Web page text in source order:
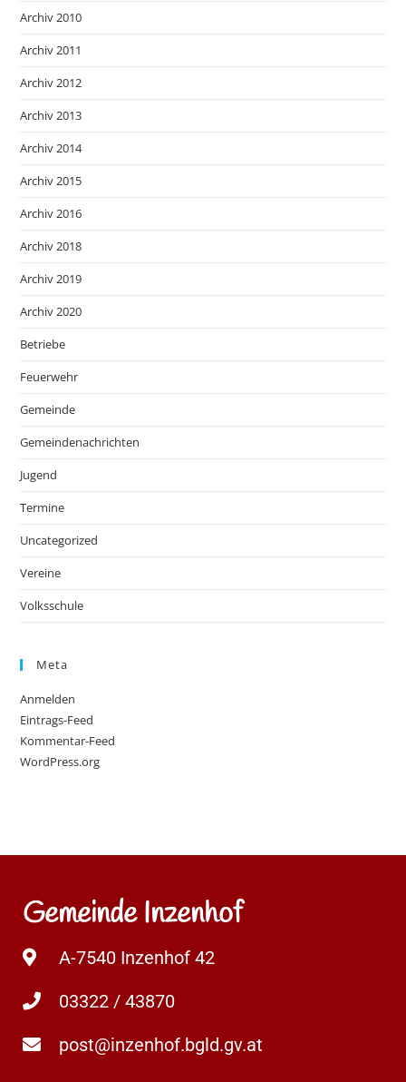
Archiv 2010
Archiv 2011
Archiv 2012
Archiv 2013
Archiv 2014
Archiv 2015
Archiv 2016
Archiv 2018
Archiv 2019
Archiv 2020
Betriebe
Feuerwehr
Gemeinde
Gemeindenachrichten
Jugend
Termine
Uncategorized
Vereine
Volksschule
Meta
Anmelden
Eintrags-Feed
Kommentar-Feed
WordPress.org
Gemeinde Inzenhof
A-7540 Inzenhof 42
03322 / 43870
post@inzenhof.bgld.gv.at